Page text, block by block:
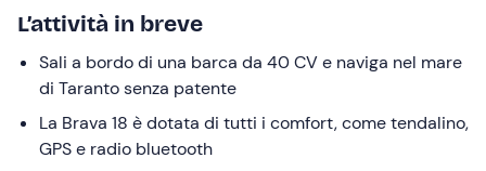
the
keyboard
shortcuts
changing
dates.
L’attività in breve
Sali a bordo di una barca da 40 CV e naviga nel mare
di Taranto senza patente
La Brava 18 è dotata di tutti i comfort, come tendalino,
GPS e radio bluetooth